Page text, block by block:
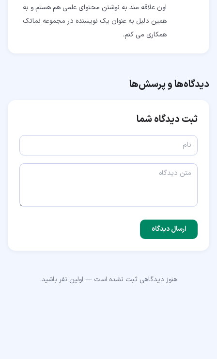
اون علاقه مند به نوشتن محتوای علمی هم هستم و به
همین دلیل به عنوان یک نویسنده در مجموعه نماتک
همکاری می کنم.
دیدگاه‌ها و پرسش‌ها
ثبت دیدگاه شما
ارسال دیدگاه
هنوز دیدگاهی ثبت نشده است — اولین نفر باشید.